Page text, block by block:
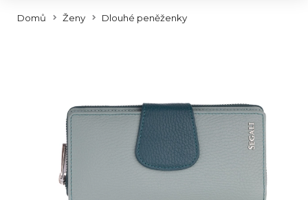
Domů Ženy Dlouhé peněženky